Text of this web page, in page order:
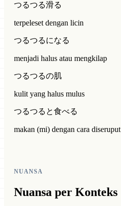
つるつる滑る
terpeleset dengan licin
つるつるになる
menjadi halus atau mengkilap
つるつるの肌
kulit yang halus mulus
つるつると食べる
makan (mi) dengan cara diseruput
NUANSA
Nuansa per Konteks